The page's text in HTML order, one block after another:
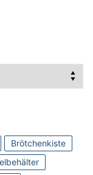
Brötchenkiste